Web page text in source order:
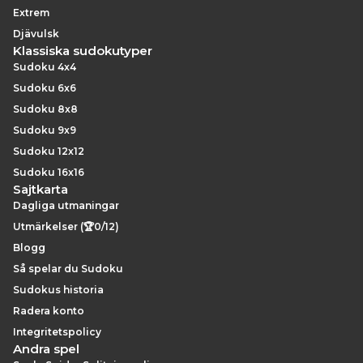
Extrem
Djävulsk
Klassiska sudokutyper
Sudoku 4x4
Sudoku 6x6
Sudoku 8x8
Sudoku 9x9
Sudoku 12x12
Sudoku 16x16
Sajtkarta
Dagliga utmaningar
Utmärkelser (🏆0/12)
Blogg
Så spelar du Sudoku
Sudokus historia
Radera konto
Integritetspolicy
Andra spel